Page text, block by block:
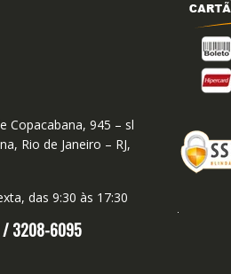
Copacabana, 945 – sl
Rio de Janeiro – RJ,
das 9:30 às 17:30
/3208-6095